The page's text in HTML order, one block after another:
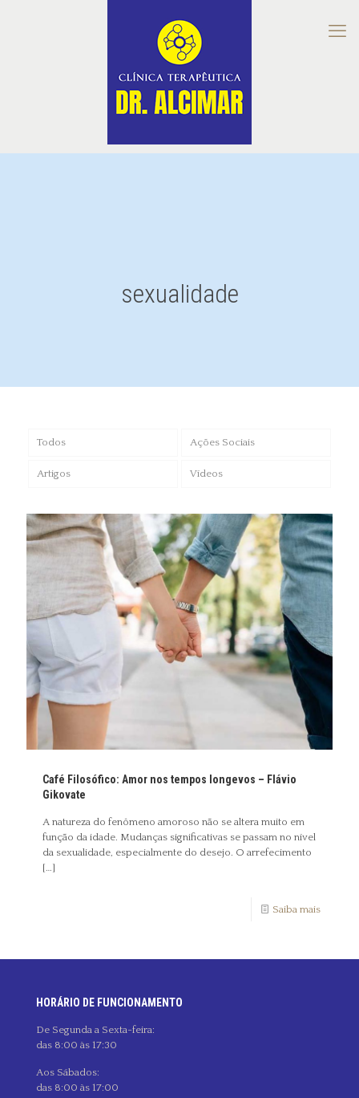
sexualidade
Todos Ações Sociais
Artigos Vídeos
Café Filosófico: Amor nos tempos longevos – Flávio
Gikovate
A natureza do fenômeno amoroso não se altera muito em
função da idade. Mudanças significativas se passam no nível
da sexualidade, especialmente do desejo. O arrefecimento
[…]
Saiba mais
HORÁRIO DE FUNCIONAMENTO
De Segunda a Sexta-feira:
das 8:00 às 17:30
Aos Sábados:
das 8:00 às 17:00